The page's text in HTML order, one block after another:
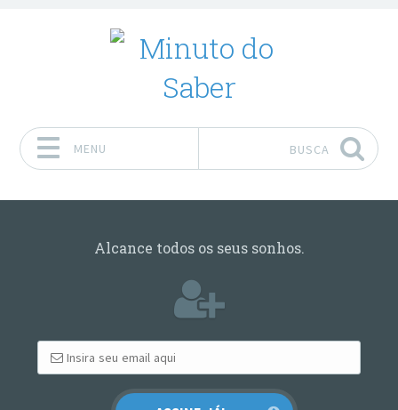
MENU BUSCA
Alcance todos os seus sonhos.